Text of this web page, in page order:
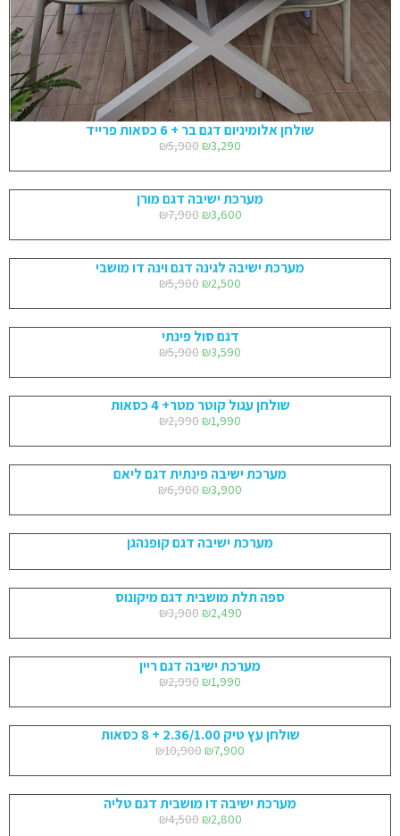
שולחן אלומיניום דגם בר + 6 כסאות פרייד
₪5,900 ₪3,290
מערכת ישיבה דגם מורן
₪7,900 ₪3,600
מערכת ישיבה לגינה דגם וינה דו מושבי
₪5,900 ₪2,500
דגם סול פינתי
₪5,900 ₪3,590
שולחן עגול קוטר מטר+ 4 כסאות
₪2,990 ₪1,990
מערכת ישיבה פינתית דגם ליאם
₪6,900 ₪3,900
מערכת ישיבה דגם קופנהגן
ספה תלת מושבית דגם מיקונוס
₪3,900 ₪2,490
מערכת ישיבה דגם ריין
₪2,990 ₪1,990
שולחן עץ טיק 2.36/1.00 + 8 כסאות
₪10,900 ₪7,900
מערכת ישיבה דו מושבית דגם טליה
₪4,500 ₪2,800